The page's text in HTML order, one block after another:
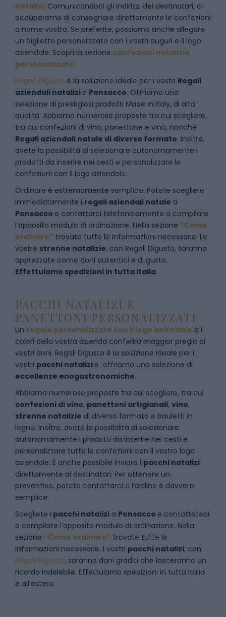
natalizi. Comunicandoci gli indirizzi dei destinatari, ci
occuperemo di consegnare direttamente le confezioni
a nome vostro. Se preferite, possiamo anche allegare
un biglietto personalizzato con i vostri auguri e il logo
aziendale. Scopri la sezione confezioni natalizie
personalizzate.
Regali Digusto è la soluzione ideale per i vostri Regali
aziendali natalizi a Ponsacco. Offriamo una
selezione di prestigiosi prodotti Made in Italy, di alta
qualità. Abbiamo numerose proposte tra cui scegliere,
tra cui confezioni di vino, panettone e vino, nonché
Regali aziendali natale di diverso formato. Inoltre,
avete la possibilità di selezionare autonomamente i
prodotti da inserire nei cesti e personalizzare le
confezioni con il logo aziendale.
Ordinare è estremamente semplice. Potete scegliere
immediatamente i regali aziendali natale a
Ponsacco e contattarci telefonicamente o compilare
l’apposito modulo di ordinazione. Nella sezione “Come
ordinare” trovate tutte le informazioni necessarie. Le
vostre strenne natalizie, con Regali Digusto, saranno
apprezzate come doni autentici e di gusto.
Effettuiamo spedizioni in tutta Italia.
PACCHI NATALIZI E
PANETTONI PERSONALIZZATI
Un regalo personalizzato con il logo aziendale e i
colori della vostra azienda conferirà maggior pregio ai
vostri doni. Regali Digusto è la soluzione ideale per i
vostri pacchi natalizi e offriamo una selezione di
eccellenze enogastronomiche.
Abbiamo numerose proposte tra cui scegliere, tra cui
confezioni di vino, panettoni artigianali, vino,
strenne natalizie di diverso formato e bauletti in
legno. Inoltre, avete la possibilità di selezionare
autonomamente i prodotti da inserire nei cesti e
personalizzare tutte le confezioni con il vostro logo
aziendale. È anche possibile inviare i pacchi natalizi
direttamente ai destinatari. Per ottenere un
preventivo, potete contattarci e l’ordine è davvero
semplice.
Scegliete i pacchi natalizi a Ponsacco e contattateci
o compilate l’apposito modulo di ordinazione. Nella
sezione “Come ordinare” trovate tutte le
informazioni necessarie. I vostri pacchi natalizi, con
Regali Digusto, saranno doni graditi che lasceranno un
ricordo indelebile. Effettuiamo spedizioni in tutta Italia
e all’estero.